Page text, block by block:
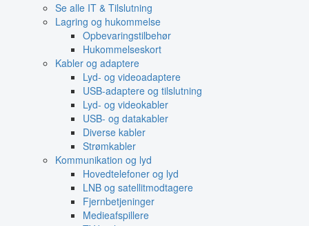
Se alle IT & Tilslutning
Lagring og hukommelse
Opbevaringstilbehør
Hukommelseskort
Kabler og adaptere
Lyd- og videoadaptere
USB-adaptere og tilslutning
Lyd- og videokabler
USB- og datakabler
Diverse kabler
Strømkabler
Kommunikation og lyd
Hovedtelefoner og lyd
LNB og satellitmodtagere
Fjernbetjeninger
Medieafspillere